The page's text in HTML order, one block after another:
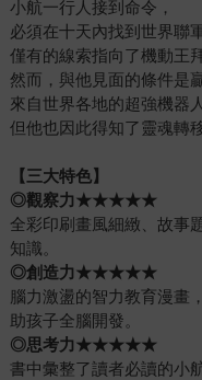
小航一行人接到命令，
必須在十天內找到世界聯
僅有的線索指向了機動王
然而，與他見面的條件是
來自世界各地的超強機器
但他也因此得知了靈魂
【三大特色】
◎觀察力★★★★★
全彩印刷畫風細緻、故事
知識。
◎創造力★★★★★
腦力激盪的智力教育漫畫
助孩子全腦開發。
◎思考力★★★★★
書中彙整了讀者必讀的小